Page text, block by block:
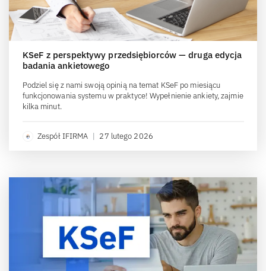
KSeF z perspektywy przedsiębiorców — druga edycja
badania ankietowego
Podziel się z nami swoją opinią na temat KSeF po miesiącu
funkcjonowania systemu w praktyce! Wypełnienie ankiety, zajmie
kilka minut.
Zespół IFIRMA | 27 lutego 2026